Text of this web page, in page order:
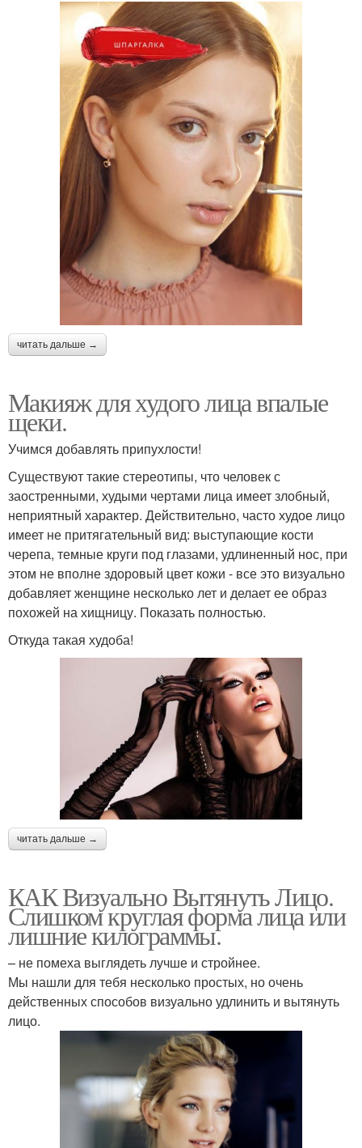
читать дальше →
Макияж для худого лица впалые
щеки.
Учимся добавлять припухлости!
Существуют такие стереотипы, что человек с
заостренными, худыми чертами лица имеет злобный,
неприятный характер. Действительно, часто худое лицо
имеет не притягательный вид: выступающие кости
черепа, темные круги под глазами, удлиненный нос, при
этом не вполне здоровый цвет кожи - все это визуально
добавляет женщине несколько лет и делает ее образ
похожей на хищницу. Показать полностью.
Откуда такая худоба!
читать дальше →
КАК Визуально Вытянуть Лицо.
Слишком круглая форма лица или
лишние килограммы.
– не помеха выглядеть лучше и стройнее.
Мы нашли для тебя несколько простых, но очень
действенных способов визуально удлинить и вытянуть
лицо.